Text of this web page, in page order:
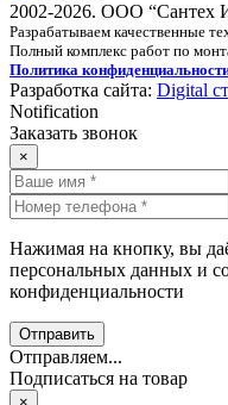
2002-2026. ООО “Сантех
Разрабатываем качественные
Полный комплекс работ по
Политика
Разработка сайта: Digital
Notification
Заказать звонок
×
Нажимая на кнопку, вы
персональных данных и
конфиденциальности
Отправить
Отправляем...
Подписаться на товар